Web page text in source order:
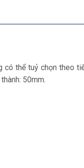
thể tuỷ chọn theo
50mm.